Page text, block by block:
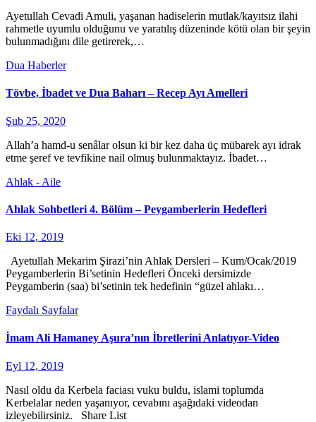
Ayetullah Cevadi Amuli, yaşanan hadiselerin mutlak/kayıtsız ilahi
rahmetle uyumlu olduğunu ve yaratılış düzeninde kötü olan bir şeyin
bulunmadığını dile getirerek,…
Dua Haberler
Tövbe, İbadet ve Dua Baharı – Recep Ayı Amelleri
Şub 25, 2020
Allah’a hamd-u senâlar olsun ki bir kez daha üç mübarek ayı idrak
etme şeref ve tevfikine nail olmuş bulunmaktayız. İbadet…
Ahlak - Aile
Ahlak Sohbetleri 4. Bölüm – Peygamberlerin Hedefleri
Eki 12, 2019
Ayetullah Mekarim Şirazi’nin Ahlak Dersleri – Kum/Ocak/2019
Peygamberlerin Bi’setinin Hedefleri Önceki dersimizde
Peygamberin (saa) bi’setinin tek hedefinin “güzel ahlakı…
Faydalı Sayfalar
İmam Ali Hamaney Aşura’nın İbretlerini Anlatıyor-Video
Eyl 12, 2019
Nasıl oldu da Kerbela faciası vuku buldu, islami toplumda
Kerbelalar neden yaşanıyor, cevabını aşağıdaki videodan
izleyebilirsiniz. Share List